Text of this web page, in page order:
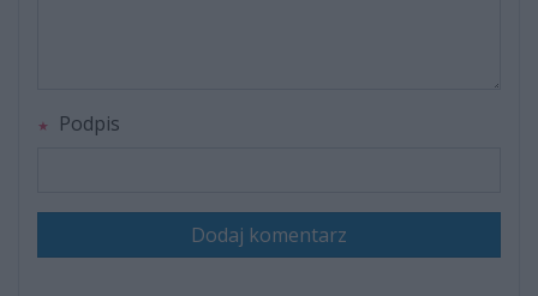
Podpis
Dodaj komentarz